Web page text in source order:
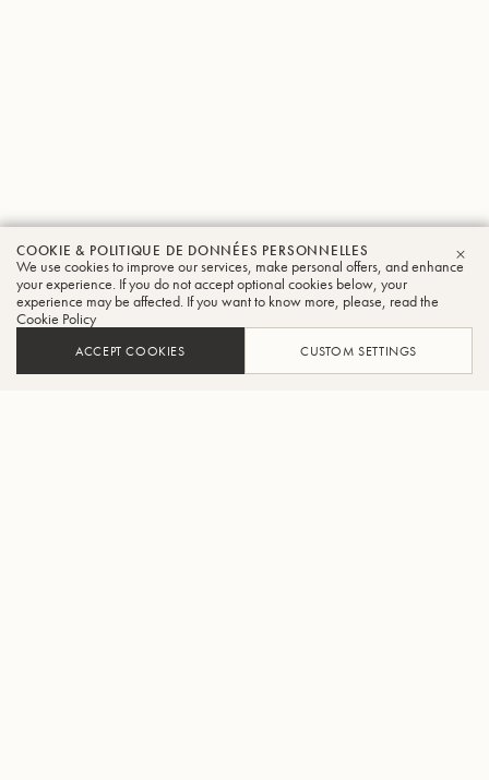
COOKIE & POLITIQUE DE DONNÉES PERSONNELLES
We use cookies to improve our services, make personal offers, and enhance
your experience. If you do not accept optional cookies below, your
experience may be affected. If you want to know more, please, read the
Cookie Policy
ACCEPT COOKIES CUSTOM SETTINGS